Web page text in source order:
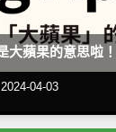
大蘋果的意思啦
2024-04-03